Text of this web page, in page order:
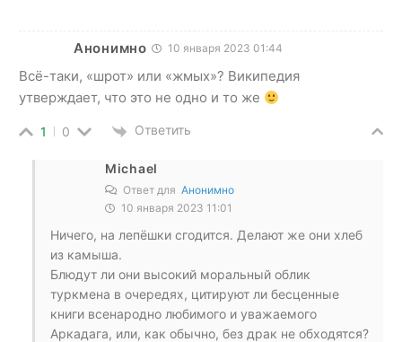
Анонимно 10 января 2023 01:44
Всё-таки, «шрот» или «жмых»? Википедия
утверждает, что это не одно и то же
1 0 Ответить
Michael
Ответ для Анонимно
10 января 2023 11:01
Ничего, на лепёшки сгодится. Делают же они хлеб
из камыша.
Блюдут ли они высокий моральный облик
туркмена в очередях, цитируют ли бесценные
книги всенародно любимого и уважаемого
Аркадага, или, как обычно, без драк не обходятся?